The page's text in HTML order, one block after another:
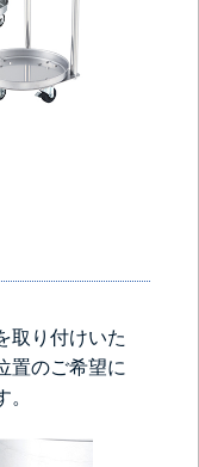
取り付けいた
置のご希望に